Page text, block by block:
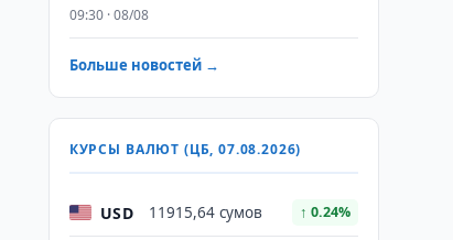
09:30 · 08/08
Больше новостей →
КУРСЫ ВАЛЮТ (ЦБ, 07.08.2026)
USD 11915,64 сумов ↑ 0.24%